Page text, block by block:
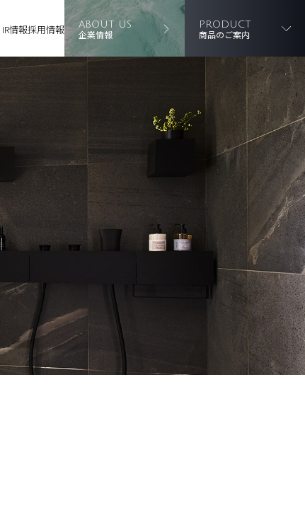
IR情報採用情報 ABOUT US
企業情報
PRODUCT
商品のご案内